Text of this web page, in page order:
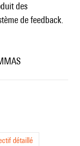
des
de feedback.
détaillé